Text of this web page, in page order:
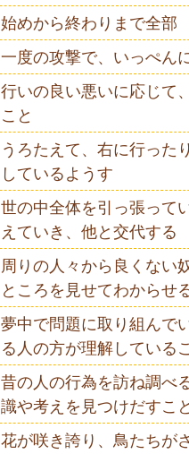
始めから終わりまで全部
一度の攻撃で、いっぺん
行いの良い悪いに応じて
こと
うろたえて、右に行った
しているようす
世の中全体を引っ張って
えていき、他と交代する
周りの人々から良くない
ところを見せてわからせ
夢中で問題に取り組んで
る人の方が理解している
昔の人の行為を訪ね調べ
識や考えを見つけだすこ
花が咲き誇り、鳥たちが